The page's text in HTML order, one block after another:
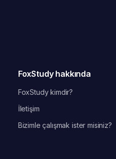
FoxStudy hakkında
FoxStudy kimdir?
İletişim
Bizimle çalışmak ister misiniz?